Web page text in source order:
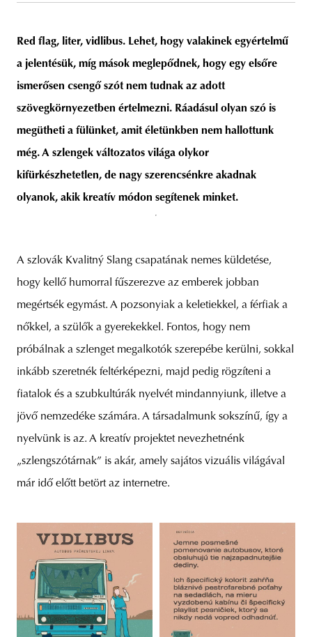
Red flag, liter, vidlibus. Lehet, hogy valakinek egyértelmű
a jelentésük, míg mások meglepődnek, hogy egy elsőre
ismerősen csengő szót nem tudnak az adott
szövegkörnyezetben értelmezni. Ráadásul olyan szó is
megütheti a fülünket, amit életünkben nem hallottunk
még. A szlengek változatos világa olykor
kifürkészhetetlen, de nagy szerencsénkre akadnak
olyanok, akik kreatív módon segítenek minket.
A szlovák Kvalitný Slang csapatának nemes küldetése,
hogy kellő humorral fűszerezve az emberek jobban
megértsék egymást. A pozsonyiak a keletiekkel, a férfiak a
nőkkel, a szülők a gyerekekkel. Fontos, hogy nem
próbálnak a szlenget megalkotók szerepébe kerülni, sokkal
inkább szeretnék feltérképezni, majd pedig rögzíteni a
fiatalok és a szubkultúrák nyelvét mindannyiunk, illetve a
jövő nemzedéke számára. A társadalmunk sokszínű, így a
nyelvünk is az. A kreatív projektet nevezhetnénk
„szlengszótárnak” is akár, amely sajátos vizuális világával
már idő előtt betört az internetre.